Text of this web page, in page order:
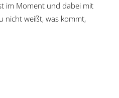
im Moment und dabei mit
nicht weißt, was kommt,